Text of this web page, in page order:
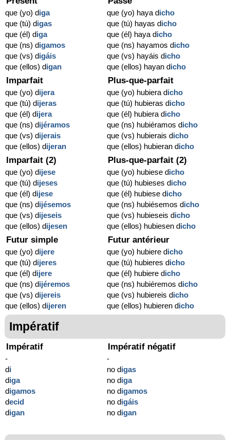
que (yo) diga
que (tú) digas
que (él) diga
que (ns) digamos
que (vs) digáis
que (ellos) digan
que (yo) haya dicho
que (tú) hayas dicho
que (él) haya dicho
que (ns) hayamos dicho
que (vs) hayáis dicho
que (ellos) hayan dicho
Imparfait
que (yo) dijera
que (tú) dijeras
que (él) dijera
que (ns) dijéramos
que (vs) dijerais
que (ellos) dijeran
Plus-que-parfait
que (yo) hubiera dicho
que (tú) hubieras dicho
que (él) hubiera dicho
que (ns) hubiéramos dicho
que (vs) hubierais dicho
que (ellos) hubieran dicho
Imparfait (2)
que (yo) dijese
que (tú) dijeses
que (él) dijese
que (ns) dijésemos
que (vs) dijeseis
que (ellos) dijesen
Plus-que-parfait (2)
que (yo) hubiese dicho
que (tú) hubieses dicho
que (él) hubiese dicho
que (ns) hubiésemos dicho
que (vs) hubieseis dicho
que (ellos) hubiesen dicho
Futur simple
que (yo) dijere
que (tú) dijeres
que (él) dijere
que (ns) dijéremos
que (vs) dijereis
que (ellos) dijeren
Futur antérieur
que (yo) hubiere dicho
que (tú) hubieres dicho
que (él) hubiere dicho
que (ns) hubiéremos dicho
que (vs) hubiereis dicho
que (ellos) hubieren dicho
Impératif
Impératif
-
di
diga
digamos
decid
digan
Impératif négatif
-
no digas
no diga
no digamos
no digáis
no digan